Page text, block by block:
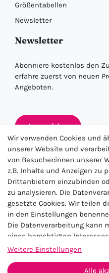
Größentabellen
Newsletter
Newsletter
Abonniere kostenlos den
erfahre zuerst von neuen
Angeboten.
Anmelden
4.5 /
Impressum
Wir verwenden Cookies und
unserer Website und
von Besucher:innen unserer
z.B. Inhalte und Anzeigen zu
Drittanbietern einzubinden
zu analysieren. Die
gesetzte Cookies. Wir teilen
in den Einstellungen
Die Datenverarbeitung kann
eines berechtigten
kann erteilt oder abgelehnt
Zeitpunkt zu ändern oder zu
Weitere Einstellungen
Alle